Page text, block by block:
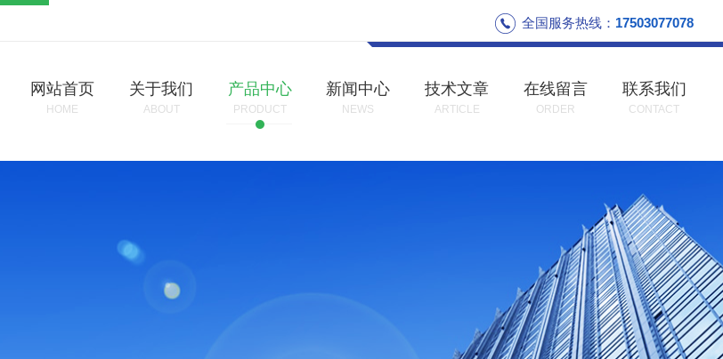
全国服务热线： 17503077078
网站首页
HOME
关于我们
ABOUT
产品中心
PRODUCT
新闻中心
NEWS
技术文章
ARTICLE
在线留言
ORDER
联系我们
CONTACT